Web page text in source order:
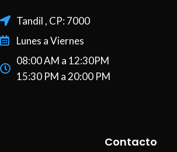
Tandil , CP: 7000
Lunes a Viernes
08:00 AM a 12:30PM
15:30 PM a 20:00 PM
Contacto